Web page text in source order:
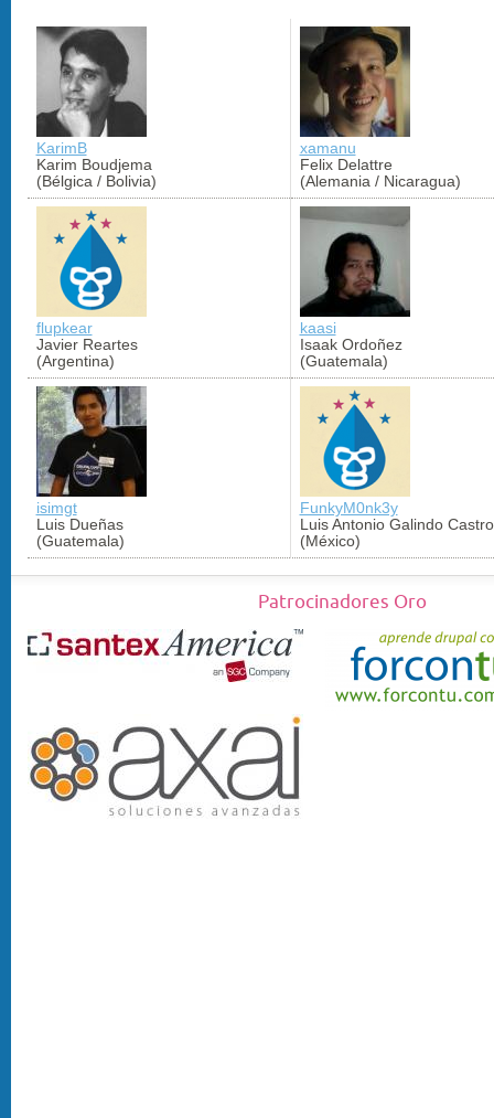
KarimB
Karim Boudjema
(Bélgica / Bolivia)
xamanu
Felix Delattre
(Alemania / Nicaragua)
flupkear
Javier Reartes
(Argentina)
kaasi
Isaak Ordoñez
(Guatemala)
isimgt
Luis Dueñas
(Guatemala)
FunkyM0nk3y
Luis Antonio Galindo Castro
(México)
Patrocinadores Oro